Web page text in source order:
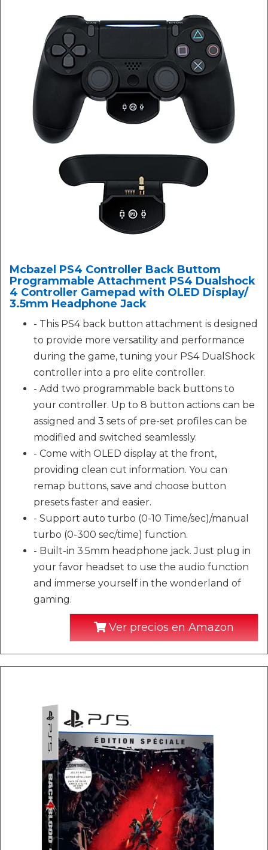
Mcbazel PS4 Controller Back Buttom
Programmable Attachment PS4 Dualshock
4 Controller Gamepad with OLED Display/
3.5mm Headphone Jack
- This PS4 back button attachment is designed
to provide more versatility and performance
during the game, tuning your PS4 DualShock
controller into a pro elite controller.
- Add two programmable back buttons to
your controller. Up to 8 button actions can be
assigned and 3 sets of pre-set profiles can be
modified and switched seamlessly.
- Come with OLED display at the front,
providing clean cut information. You can
remap buttons, save and choose button
presets faster and easier.
- Support auto turbo (0-10 Time/sec)/manual
turbo (0-300 sec/time) function.
- Built-in 3.5mm headphone jack. Just plug in
your favor headset to use the audio function
and immerse yourself in the wonderland of
gaming.
Ver precios en Amazon